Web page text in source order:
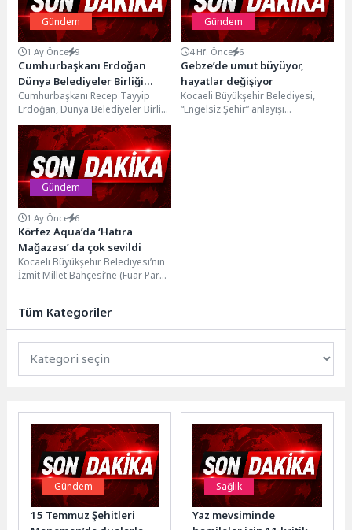
Gündem
1 Ay Önce 9
Cumhurbaşkanı Erdoğan
Dünya Belediyeler Birliği
Başkanlığı İçin Başkan Altay’ı
Telefonla Tebrik Etti Başkan
Altay: “Sayın
Cumhurbaşkanımızın Yerel
Yönetimler ve Dış Politikadaki
Vizyonunu UCLG’de
Sürdüreceğiz”
Cumhurbaşkanı Recep Tayyip
Erdoğan, Dünya Belediyeler Birliği
Başkanlığı görevine seçilen Konya
Büyükşehir Belediye Başkanı
Uğur...
Gündem
4 Hf. Önce 6
Gebze’de umut büyüyor,
hayatlar değişiyor
Kocaeli Büyükşehir Belediyesi,
“Engelsiz Şehir” anlayışı
Gündem
1 Ay Önce 6
Körfez Aqua’da ‘Hatıra
Mağazası’ da çok sevildi
Kocaeli Büyükşehir Belediyesi’nin
İzmit Millet Bahçesi’ne (Fuar Park)
ağırlamaya...
Tüm Kategoriler
Gündem
15 Temmuz Şehitleri
Sağlık
Yaz mevsiminde